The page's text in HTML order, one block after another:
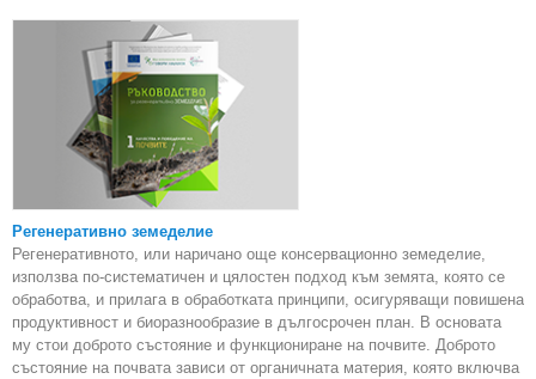
Регенеративно земеделие
Регенеративното, или наричано още консервационно земеделие,
използва по-систематичен и цялостен подход към земята, която се
обработва, и прилага в обработката принципи, осигуряващи повишена
продуктивност и биоразнообразие в дългосрочен план. В основата
му стои доброто състояние и функциониране на почвите. Доброто
състояние на почвата зависи от органичната материя, която включва